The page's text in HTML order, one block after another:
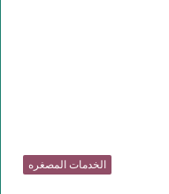
الخدمات المصغره